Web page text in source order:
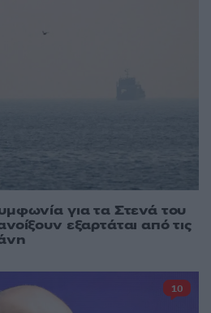
για τα Στενά του
εξαρτάται από τις
10